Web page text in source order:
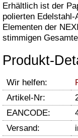
Erhältlich ist der
polierten
Elementen der
stimmigen
Produkt-
Wir helfen:
Artikel-Nr:
EANCODE:
Versand: